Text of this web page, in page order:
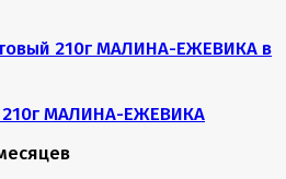
МАЛИНА-ЕЖЕВИКА